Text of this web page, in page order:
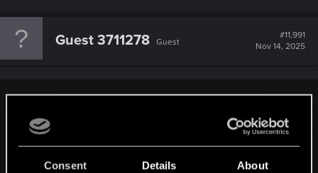
Consent Details About
c
Guest 3711278 Guest
#11,991
Nov 14, 2025
Cdp ma swoich inwestorow z giełgy . Jezeli dzieki temu
zarobili kupe szmalu to znaczy , ze ma to sens . Króko
mówiac : nie ucz dziada jak charchać xd